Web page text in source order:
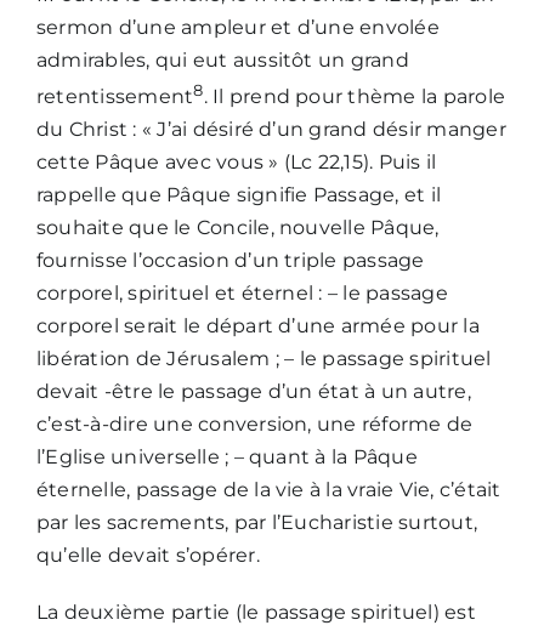
sermon d’une ampleur et d’une envolée
admirables, qui eut aussitôt un grand
retentissement8. Il prend pour thème la parole
du Christ : « J’ai désiré d’un grand désir manger
cette Pâque avec vous » (Lc 22,15). Puis il
rappelle que Pâque signifie Passage, et il
souhaite que le Concile, nouvelle Pâque,
fournisse l’occasion d’un triple passage
corporel, spirituel et éternel : – le passage
corporel serait le départ d’une armée pour la
libération de Jérusalem ; – le passage spirituel
devait -être le passage d’un état à un autre,
c’est-à-dire une conversion, une réforme de
l’Eglise universelle ; – quant à la Pâque
éternelle, passage de la vie à la vraie Vie, c’était
par les sacrements, par l’Eucharistie surtout,
qu’elle devait s’opérer.
La deuxième partie (le passage spirituel) est